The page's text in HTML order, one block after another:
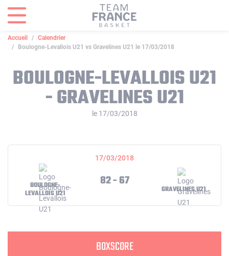
Accueil
Calendrier
Boulogne-Levallois U21 vs Gravelines U21 le 17/03/2018
BOULOGNE-LEVALLOIS U21
- GRAVELINES U21
le 17/03/2018
17/03/2018
BOULOGNE-
LEVALLOIS U21
82 - 67
GRAVELINES U21
BOXSCORE
Panneau de gestion des cookies